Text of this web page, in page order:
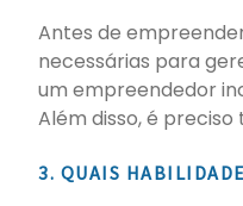
Antes de
necessárias para
um empreendedor
Além disso, é
3. QUAIS